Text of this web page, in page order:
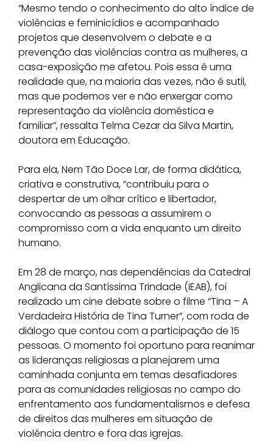
“Mesmo tendo o conhecimento do alto índice de
violências e feminicídios e acompanhado
projetos que desenvolvem o debate e a
prevenção das violências contra as mulheres, a
casa-exposição me afetou. Pois essa é uma
realidade que, na maioria das vezes, não é sutil,
mas que podemos ver e não enxergar como
representação da violência doméstica e
familiar”, ressalta Telma Cezar da Silva Martin,
doutora em Educação.
Para ela, Nem Tão Doce Lar, de forma didática,
criativa e construtiva, “contribuiu para o
despertar de um olhar crítico e libertador,
convocando as pessoas a assumirem o
compromisso com a vida enquanto um direito
humano.
Em 28 de março, nas dependências da Catedral
Anglicana da Santíssima Trindade (IEAB), foi
realizado um cine debate sobre o filme “Tina – A
Verdadeira História de Tina Turner”, com roda de
diálogo que contou com a participação de 15
pessoas. O momento foi oportuno para reanimar
as lideranças religiosas a planejarem uma
caminhada conjunta em temas desafiadores
para as comunidades religiosas no campo do
enfrentamento aos fundamentalismos e defesa
de direitos das mulheres em situação de
violência dentro e fora das igrejas.